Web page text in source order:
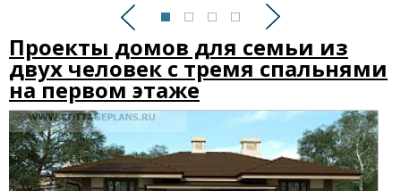
Предыдущий Следующий
Проекты домов для семьи из
двух человек с тремя спальнями
на первом этаже